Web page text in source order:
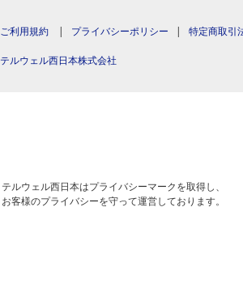
ご利用規約 | プライバシーポリシー | 特定商取引
テルウェル西日本株式会社
テルウェル西日本はプライバシーマークを取得し、
お客様のプライバシーを守って運営しております。